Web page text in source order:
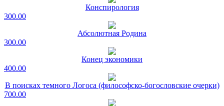
Конспирология
300.00
Абсолютная Родина
300.00
Конец экономики
400.00
В поисках темного Логоса (философско-богословские очерки)
700.00